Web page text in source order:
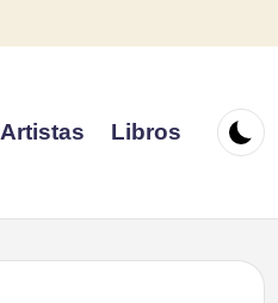
Artistas Libros